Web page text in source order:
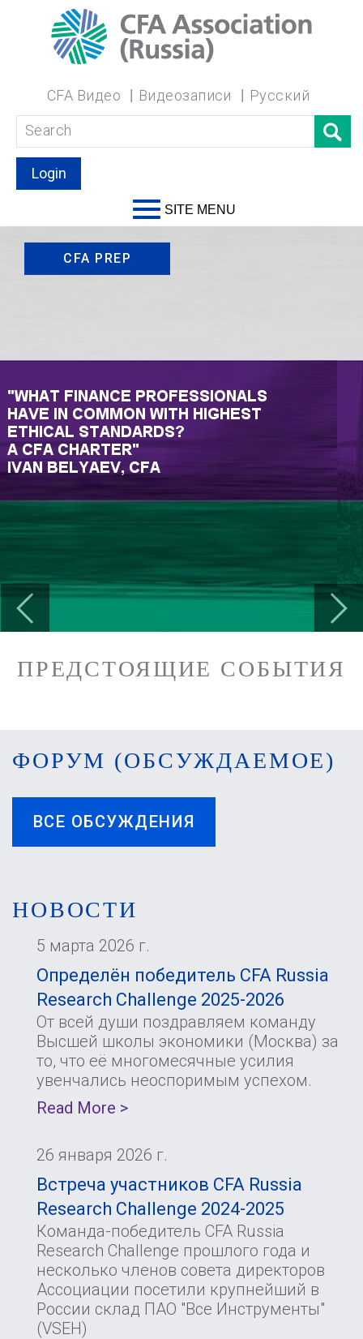
CFA Видео Видеозаписи Русский
Login
SITE MENU
CFA PREP
Previous
ПРЕДСТОЯЩИЕ СОБЫТИЯ
ФОРУМ (ОБСУЖДАЕМОЕ)
ВСЕ ОБСУЖДЕНИЯ
НОВОСТИ
5 марта 2026 г.
Определён победитель CFA Russia
Research Challenge 2025-2026
От всей души поздравляем команду
Высшей школы экономики (Москва) за
то, что её многомесячные усилия
увенчались неоспоримым успехом.
Read More >
26 января 2026 г.
Встреча участников CFA Russia
Research Challenge 2024-2025
Команда-победитель CFA Russia
Research Challenge прошлого года и
несколько членов совета директоров
Ассоциации посетили крупнейший в
России склад ПАО "Все Инструменты"
(VSEH)